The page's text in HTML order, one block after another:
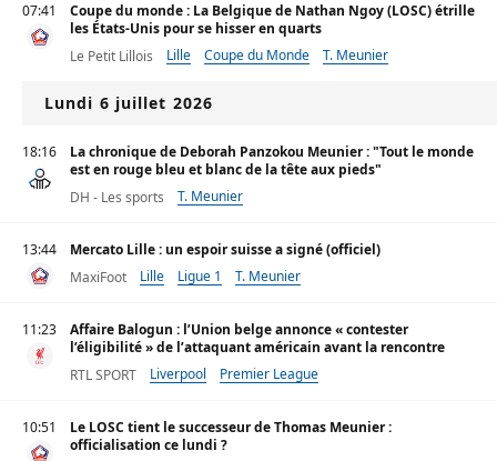
07:41
Coupe du monde : La Belgique de Nathan Ngoy (LOSC) étrille
les États-Unis pour se hisser en quarts
Le Petit Lillois
Lille Coupe du Monde T. Meunier
Lundi 6 juillet 2026
18:16
La chronique de Deborah Panzokou Meunier : "Tout le monde
est en rouge bleu et blanc de la tête aux pieds"
DH - Les sports
T. Meunier
13:44
Mercato Lille : un espoir suisse a signé (officiel)
MaxiFoot
Lille Ligue 1 T. Meunier
11:23
Affaire Balogun : l’Union belge annonce « contester
l’éligibilité » de l’attaquant américain avant la rencontre
RTL SPORT
Liverpool Premier League
10:51
Le LOSC tient le successeur de Thomas Meunier :
officialisation ce lundi ?